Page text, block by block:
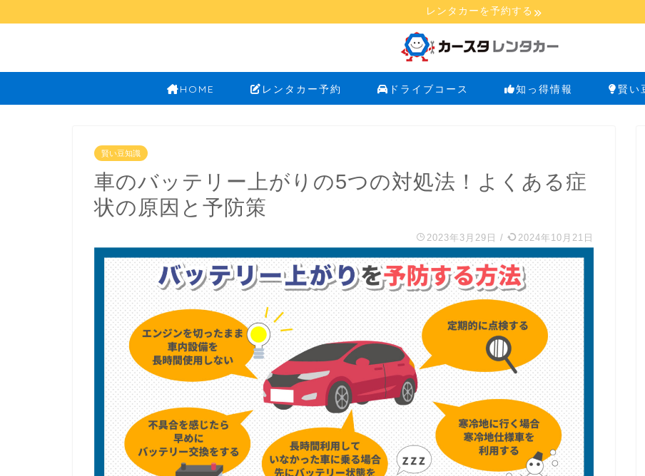
レンタカーを予約する
HOME レンタカー予約 ドライブコース 知っ得情報 賢い
賢い豆知識
車のバッテリー上がりの5つの対処法！よくある症
状の原因と予防策
2023年3月29日 / 2024年10月21日